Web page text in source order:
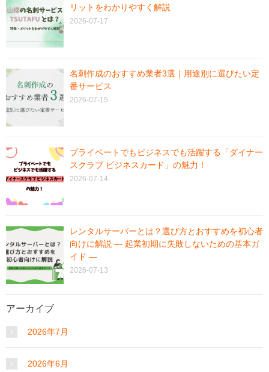
リットをわかりやすく解説
2026-07-17
名刺作成のおすすめ業者3選｜用途別に選びたい定
番サービス
2026-07-15
プライベートでもビジネスでも活躍する「ダイナー
スクラブ ビジネスカード」の魅力！
2026-07-14
レンタルサーバーとは？選び方とおすすめを初心者
向けに解説 ― 起業初期に失敗しないための基本ガ
イド ―
2026-07-13
アーカイブ
2026年7月
2026年6月